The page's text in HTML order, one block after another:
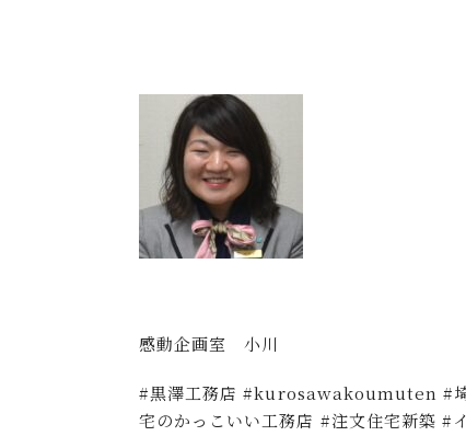
感動企画室 小川
#黒澤工務店 #kurosawakoumuten #埼
宅のかっこいい工務店 #注文住宅新築 #